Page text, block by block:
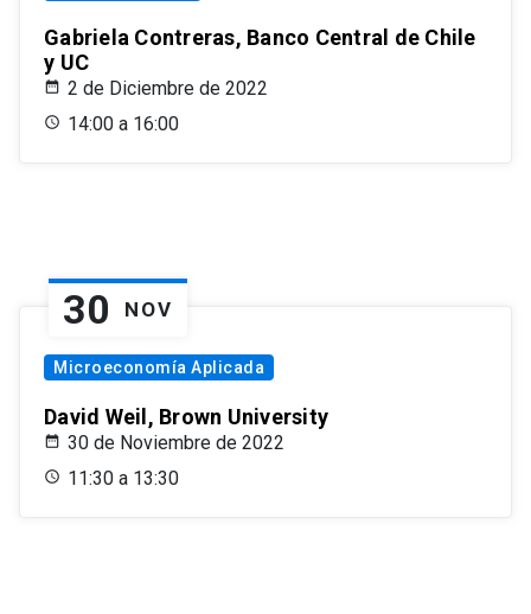
Gabriela Contreras, Banco Central de Chile
y UC
2 de Diciembre de 2022
14:00 a 16:00
30 NOV
Microeconomía Aplicada
David Weil, Brown University
30 de Noviembre de 2022
11:30 a 13:30